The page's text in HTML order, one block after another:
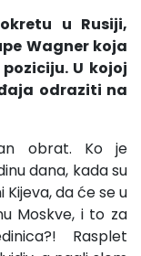
u Rusiji,
Wagner koja
U kojoj
odraziti na
obrat. Ko je
dana, kada su
da će se u
Moskve, i to za
Rasplet